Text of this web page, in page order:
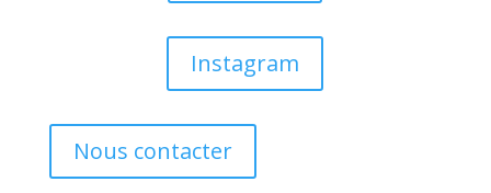
Instagram
Nous contacter